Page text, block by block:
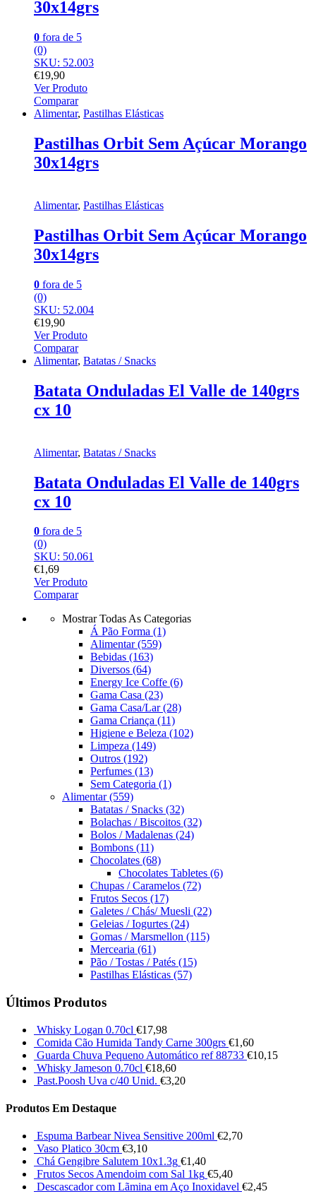
30x14grs
0 fora de 5
(0)
SKU: 52.003
€19,90
Ver Produto
Comparar
Alimentar, Pastilhas Elásticas
Pastilhas Orbit Sem Açúcar Morango
30x14grs
Alimentar, Pastilhas Elásticas
Pastilhas Orbit Sem Açúcar Morango
30x14grs
0 fora de 5
(0)
SKU: 52.004
€19,90
Ver Produto
Comparar
Alimentar, Batatas / Snacks
Batata Onduladas El Valle de 140grs
cx 10
Alimentar, Batatas / Snacks
Batata Onduladas El Valle de 140grs
cx 10
0 fora de 5
(0)
SKU: 50.061
€1,69
Ver Produto
Comparar
Mostrar Todas As Categorias
Á Pão Forma (1)
Alimentar(559)
Bebidas (163)
Diversos (64)
Energy Ice Coffe (6)
Gama Casa (23)
Gama Casa/Lar(28)
Gama Criança (11)
Higiene e Beleza (102)
Limpeza (149)
Outros (192)
Perfumes (13)
Sem Categoria (1)
Alimentar(559)
Batatas / Snacks (32)
Bolachas / Biscoitos (32)
Bolos / Madalenas (24)
Bombons (11)
Chocolates (68)
Chocolates Tabletes (6)
Chupas / Caramelos (72)
Frutos Secos (17)
Galetes / Chás/ Muesli (22)
Geleias / Iogurtes (24)
Gomas / Marsmellon (115)
Mercearia (61)
Pão / Tostas / Patés (15)
Pastilhas Elásticas (57)
Últimos Produtos
Whisky Logan 0.70cl €17,98
Comida Cão Humida Tandy Carne 300grs €1,60
Guarda Chuva Pequeno Automático ref 88733 €10,15
Whisky Jameson 0.70cl €18,60
Past.Poosh Uva c/40 Unid. €3,20
Produtos Em Destaque
Espuma Barbear Nivea Sensitive 200ml €2,70
Vaso Platico 30cm €3,10
Chá Gengibre Salutem 10x1.3g €1,40
Frutos Secos Amendoim com Sal 1kg €5,40
Descascador com Lãmina em Aço Inoxidavel €2,45